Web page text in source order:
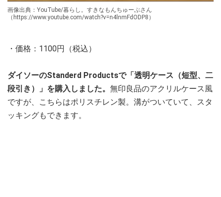
画像出典：YouTube/暮らし。すきなもんちゅーぶさん
（https://www.youtube.com/watch?v=n4lnmFdODP8）
・価格：1100円（税込）
ダイソーのStanderd Productsで「透明ケース（短型、二
段引き）」を購入しました。 無印良品のアクリルケース風
ですが、こちらはポリスチレン製。溝がついていて、スタ
ッキングもできます。